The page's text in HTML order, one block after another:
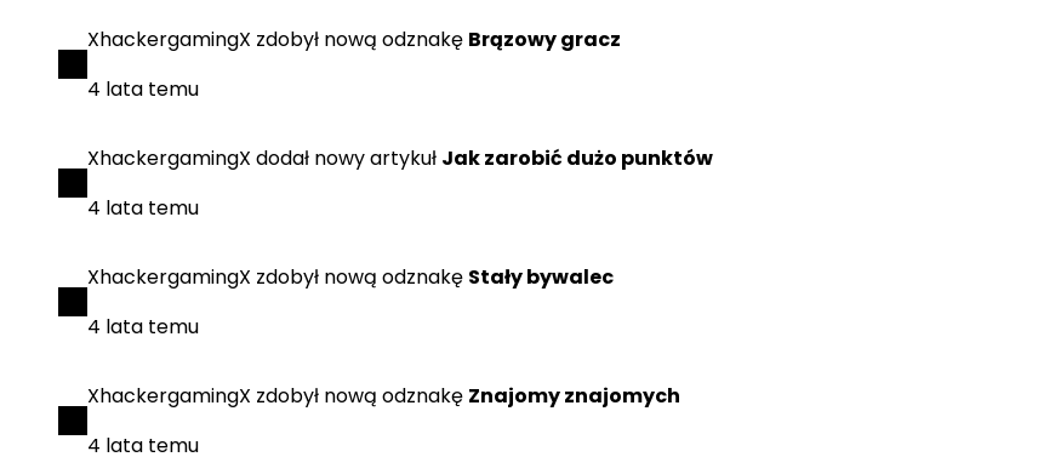
XhackergamingX zdobył nową odznakę Brązowy gracz
4 lata temu
XhackergamingX dodał nowy artykuł Jak zarobić dużo punktów
4 lata temu
XhackergamingX zdobył nową odznakę Stały bywalec
4 lata temu
XhackergamingX zdobył nową odznakę Znajomy znajomych
4 lata temu